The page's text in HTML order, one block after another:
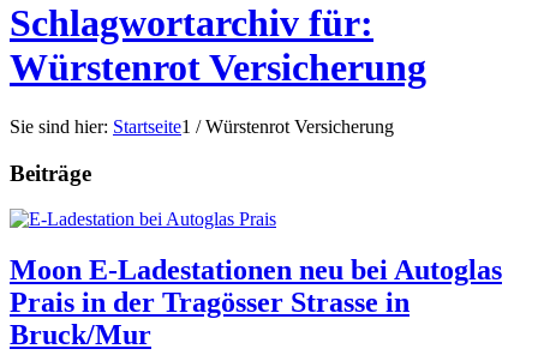
Schlagwortarchiv für:
Würstenrot Versicherung
Sie sind hier: Startseite1 / Würstenrot Versicherung
Beiträge
Moon E-Ladestationen neu bei Autoglas
Prais in der Tragösser Strasse in
Bruck/Mur